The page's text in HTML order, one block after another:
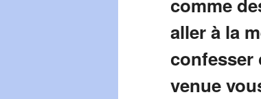
comme
aller à la
confesser
venue